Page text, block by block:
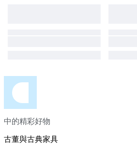
中的精彩好物
古董與古典家具